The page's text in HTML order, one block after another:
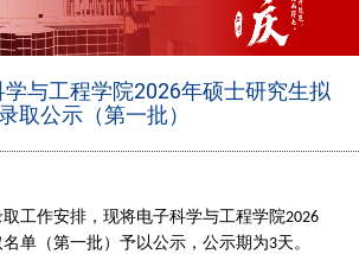
与工程学院2026年硕士研究生拟
取公示（第一批）
工作安排，现将电子科学与工程学院2026
单（第一批）予以公示，公示期为3天。